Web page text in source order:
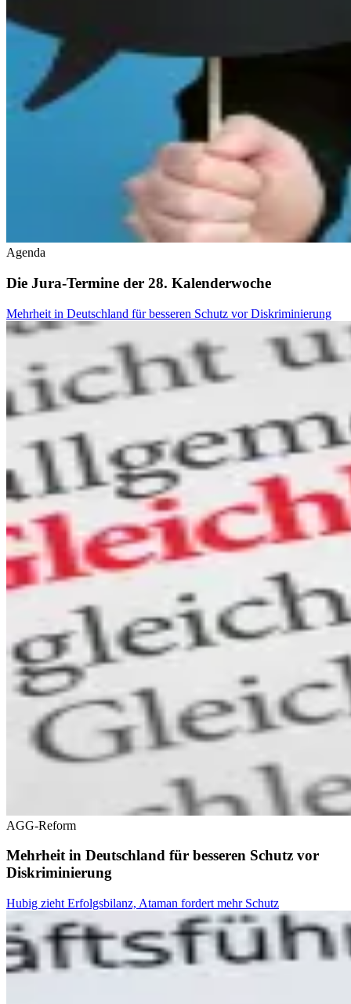
Agenda
Die Jura-Termine der 28. Kalenderwoche
Mehrheit in Deutschland für besseren Schutz vor Diskriminierung
AGG-Reform
Mehrheit in Deutschland für besseren Schutz vor
Diskriminierung
Hubig zieht Erfolgsbilanz, Ataman fordert mehr Schutz